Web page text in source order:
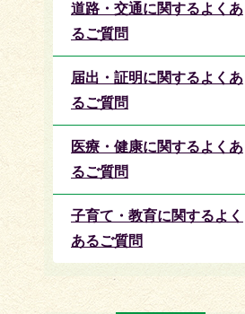
道路・交通に関するよくあ
るご質問
届出・証明に関するよくあ
るご質問
医療・健康に関するよくあ
るご質問
子育て・教育に関するよく
あるご質問